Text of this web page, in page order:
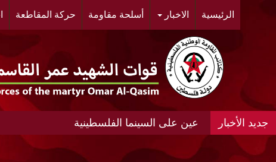
الرئيسية الاخبار أسلحة مقاومة حركة المقاطعة
عين على السينما الفلسطينية
عين على السينما الفلسطينية الانتفاضة
#مخيم خان الشيح #النسائية الديمقراطية